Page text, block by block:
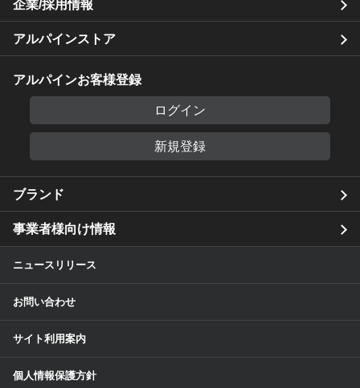
企業/採用情報
アルパインストア
アルパインお客様登録
ログイン
新規登録
ブランド
事業者様向け情報
ニュースリリース
お問い合わせ
サイト利用案内
個人情報保護方針